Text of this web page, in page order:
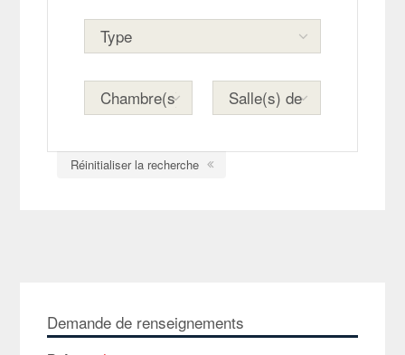
Réinitialiser la recherche
Demande de renseignements